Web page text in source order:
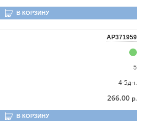
В КОРЗИНУ
AP371959
5
4-5дн.
266.00 р.
В КОРЗИНУ